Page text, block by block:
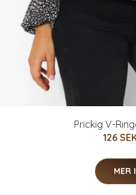
Prickig V-
126
MER